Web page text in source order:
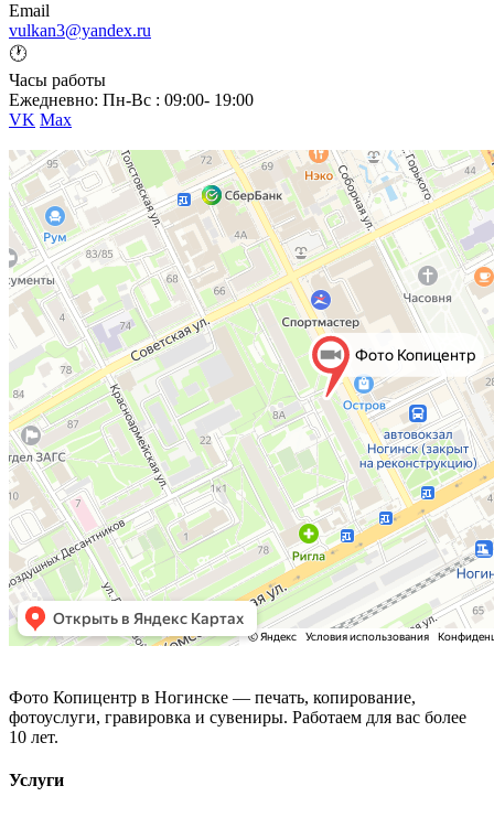
Email
vulkan3@yandex.ru
🕐
Часы работы
Ежедневно: Пн-Вс : 09:00- 19:00
VK Max
Фото Копицентр в Ногинске — печать, копирование,
фотоуслуги, гравировка и сувениры. Работаем для вас более
10 лет.
Услуги